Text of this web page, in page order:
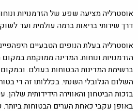
אוסטרליה מציעה שפע של הזדמנויות
דרך שירותי בריאות ברמה עולמית ועד לשוק
אוסטרליה בעלת הנופים הטבעיים
השלום הגלובלי השנתי. בכללותו זה די
בזכות הביטחון והאווירה הידידותית שלהן.
באופן עקבי כאחת הערים הבטוחות ביותר.